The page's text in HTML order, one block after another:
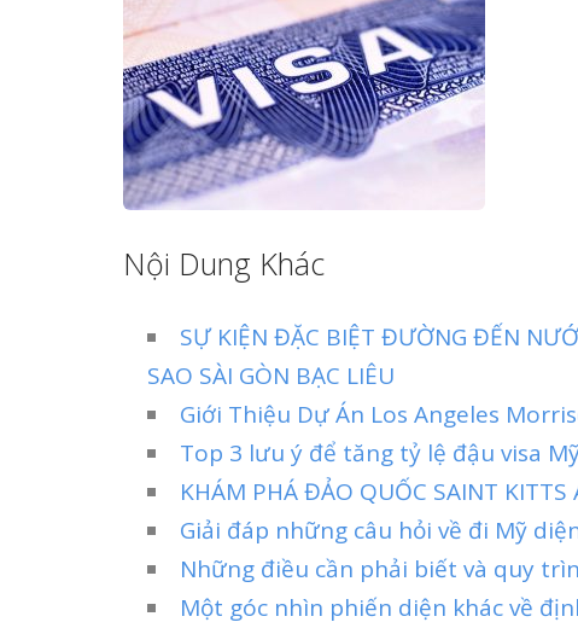
Nội Dung Khác
SỰ KIỆN ĐẶC BIỆT ĐƯỜNG ĐẾN
SAO SÀI GÒN BẠC LIÊU
Giới Thiệu Dự Án Los Angeles
Top 3 lưu ý để tăng tỷ lệ đậu visa
KHÁM PHÁ ĐẢO QUỐC SAINT KITTS
Giải đáp những câu hỏi về đi Mỹ
Những điều cần phải biết và quy
Một góc nhìn phiến diện khác về